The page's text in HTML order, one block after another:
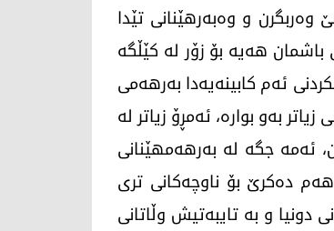
و وەبەرهێنانی تێدا
هەیە بۆ زۆر لە كێڵگە
ئەم كابینەیەدا بەرهەمی
بەڵام بە بایەخدانی زیاتر بەو بوارە، ئەمڕۆ زیاتر لە
ئەمە جگە لە بەرهەمهێنانی
دەكرێ بۆ ناوچەكانی تری
دونیا و بە تایبەتیش وڵاتانی